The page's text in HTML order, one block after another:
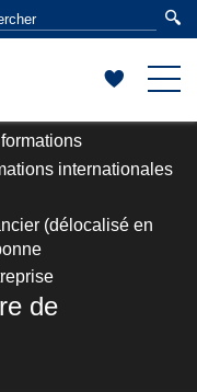
internationales
(délocalisé en
de